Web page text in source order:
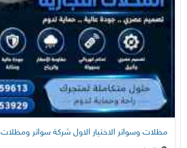
مظلات وسواتر الاختيار الاول شركة سواتر ومظلات